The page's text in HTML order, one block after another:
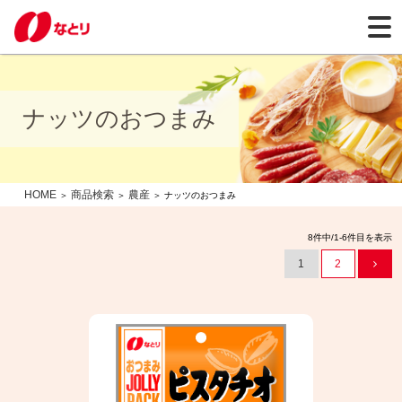
ナッツのおつまみ
HOME ＞ 商品検索＞ 農産＞ ナッツのおつまみ
8件中/1-6件目を表示
1 2